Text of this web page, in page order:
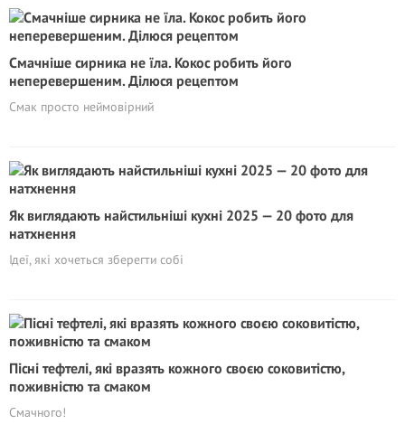
Смачніше сирника не їла. Кокос робить його
неперевершеним. Ділюся рецептом
Смак просто неймовірний
Як виглядають найстильніші кухні 2025 — 20 фото для
натхнення
Ідеї, які хочеться зберегти собі
Пісні тефтелі, які вразять кожного своєю соковитістю,
поживністю та смаком
Смачного!